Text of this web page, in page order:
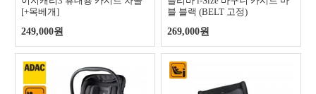
[+목베개]
249,000원
블 블랙 (BELT 고정)
269,000원